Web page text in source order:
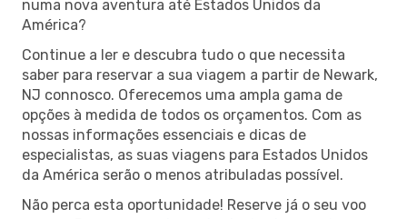
numa nova aventura até Estados Unidos da
América?
Continue a ler e descubra tudo o que necessita
saber para reservar a sua viagem a partir de Newark,
NJ connosco. Oferecemos uma ampla gama de
opções à medida de todos os orçamentos. Com as
nossas informações essenciais e dicas de
especialistas, as suas viagens para Estados Unidos
da América serão o menos atribuladas possível.
Não perca esta oportunidade! Reserve já o seu voo